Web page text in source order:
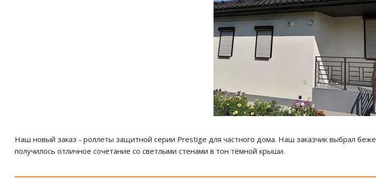
Наш новый заказ - роллеты защитной серии Prestige для частного дома. Наш заказчик выбрал
получилось отличное сочетание со светлыми стенами в тон тёмной крыши.